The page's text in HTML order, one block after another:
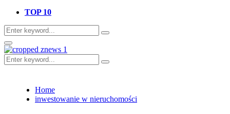
TOP 10
Search
for:
Search
Primary
Menu
Search
for:
Search
Home
inwestowanie w nieruchomości